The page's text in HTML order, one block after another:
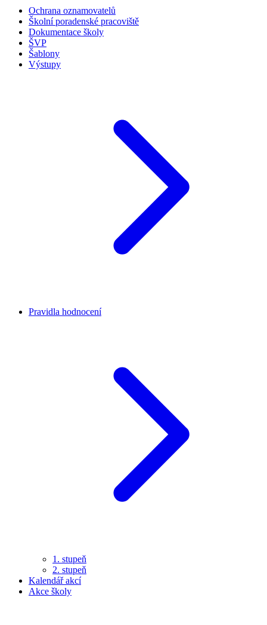
Ochrana oznamovatelů
Školní poradenské pracoviště
Dokumentace školy
ŠVP
Šablony
Výstupy
Pravidla hodnocení
1. stupeň
2. stupeň
Kalendář akcí
Akce školy